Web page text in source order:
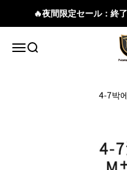
🔥夜間限定セール：終
메뉴검색
4-7박